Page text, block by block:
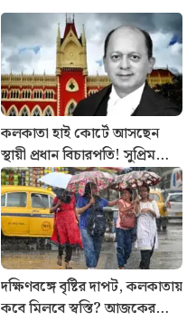
কলকাতা হাই কোর্টে আসছেন
স্থায়ী প্রধান বিচারপতি! সুপ্রিম
কোর্ট কলেজিয়ামের বড় সুপারিশ
দক্ষিণবঙ্গে বৃষ্টির দাপট, কলকাতায়
কবে মিলবে স্বস্তি? আজকের